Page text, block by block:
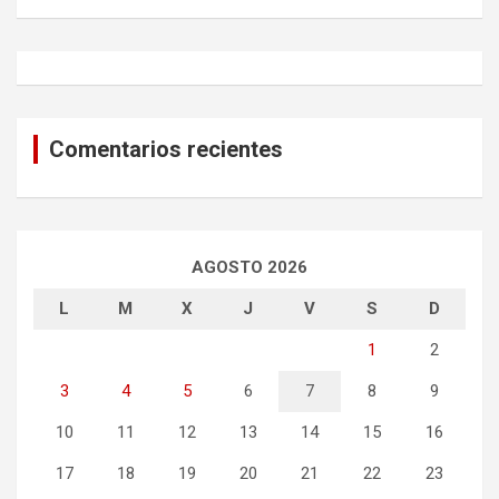
h
Comentarios recientes
AGOSTO 2026
L M X J V S D
1 2
3 4 5 6 7 8 9
10 11 12 13 14 15 16
17 18 19 20 21 22 23